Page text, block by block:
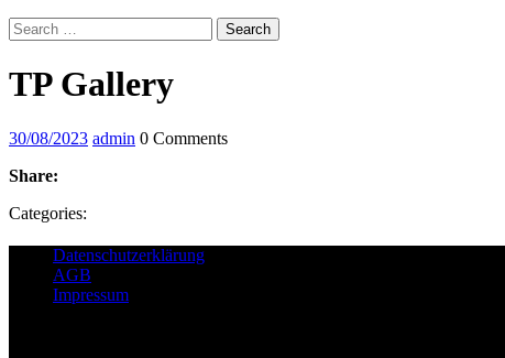
TP Gallery
30/08/2023 admin 0 Comments
Share:
Categories:
Datenschutzerklärung
AGB
Impressum